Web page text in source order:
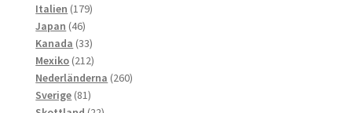
Italien 179179
Japan 4646
produkter
Kanada 3333
produkter
Mexiko 212212
produkter
Nederländerna 260260
Sverige 8181